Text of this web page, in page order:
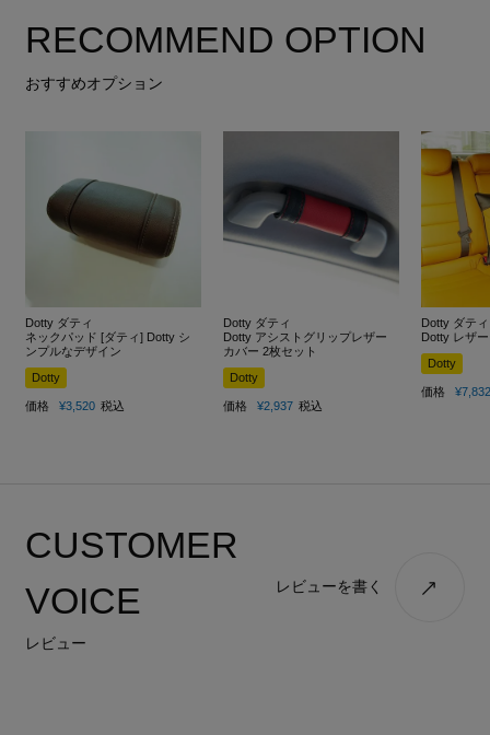
RECOMMEND OPTION
おすすめオプション
Dotty ダティ
ネックパッド [ダティ] Dotty シ
ンプルなデザイン
Dotty
価格 ¥3,520 税込
Dotty ダティ
Dotty アシストグリップレザー
カバー 2枚セット
Dotty
価格 ¥2,937 税込
Dotty ダティ
Dotty レザ
Dotty
価格 ¥7,832
CUSTOMER
VOICE
レビュー
レビューを書く